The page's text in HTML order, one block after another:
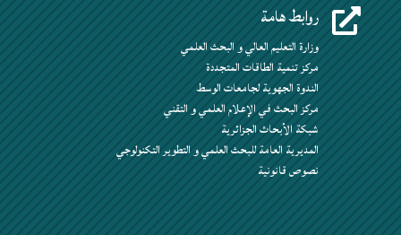
 روابط هامة
وزارة التعليم العالي و البحث العلمي
مركز تنمية الطاقات المتجددة
الندوة الجهوية لجامعات الوسط
مركز البحث في الإعلام العلمي و التقني
شبكة الأبحاث الجزائرية
المديرية العامة للبحث العلمي و التطوير التكنولوجي
نصوص قانونية